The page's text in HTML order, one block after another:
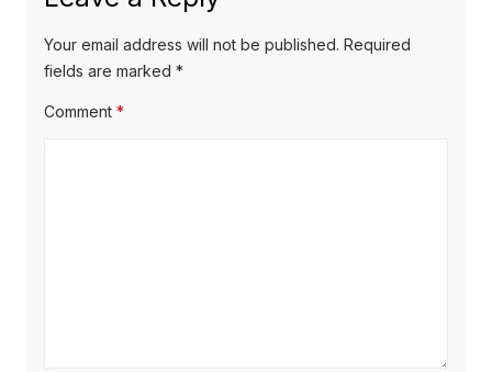
Your email address will not be published. Required
fields are marked *
Comment *